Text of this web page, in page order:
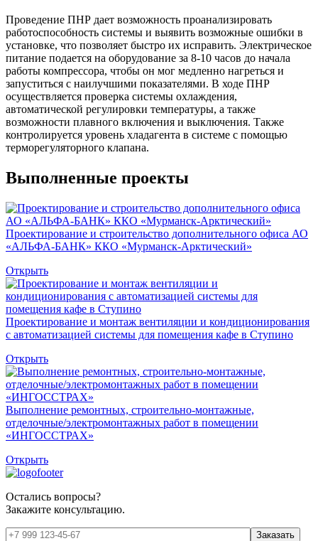
Проведение ПНР дает возможность проанализировать
работоспособность системы и выявить возможные ошибки в
установке, что позволяет быстро их исправить. Электрическое
питание подается на оборудование за 8-10 часов до начала
работы компрессора, чтобы он мог медленно нагреться и
запуститься с наилучшими показателями. В ходе ПНР
осуществляется проверка системы охлаждения,
автоматической регулировки температуры, а также
возможности плавного включения и выключения. Также
контролируется уровень хладагента в системе с помощью
терморегуляторного клапана.
Выполненные проекты
Проектирование и строительство дополнительного офиса АО
«АЛЬФА-БАНК» ККО «Мурманск-Арктический»
Открыть
Проектирование и монтаж вентиляции и кондиционирования
с автоматизацией системы для помещения кафе в Ступино
Открыть
Выполнение ремонтных, строительно-монтажные,
отделочные/электромонтажных работ в помещении
«ИНГОССТРАХ»
Открыть
Остались вопросы?
Закажите консультацию.
Заказать